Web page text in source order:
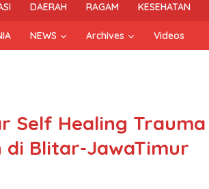
DAERAH RAGAM KESEHATAN
NEWS Archives Videos
Self Healing Trauma
di Blitar-JawaTimur